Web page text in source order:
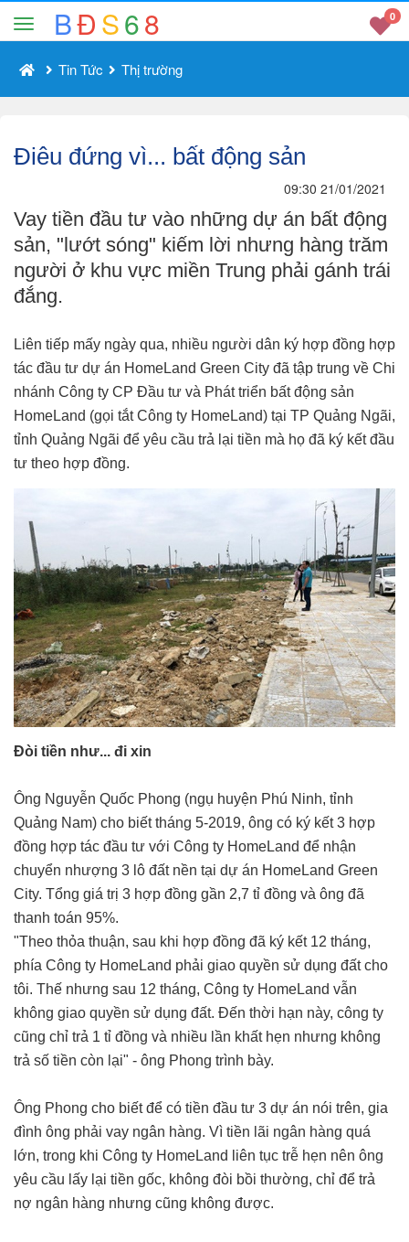
BĐS68 0
Tin Tức Thị trường
Điêu đứng vì... bất động sản
09:30 21/01/2021
Vay tiền đầu tư vào những dự án bất động
sản, "lướt sóng" kiếm lời nhưng hàng trăm
người ở khu vực miền Trung phải gánh trái
đắng.
Liên tiếp mấy ngày qua, nhiều người dân ký hợp đồng hợp
tác đầu tư dự án HomeLand Green City đã tập trung về Chi
nhánh Công ty CP Đầu tư và Phát triển bất động sản
HomeLand (gọi tắt Công ty HomeLand) tại TP Quảng Ngãi,
tỉnh Quảng Ngãi để yêu cầu trả lại tiền mà họ đã ký kết đầu
tư theo hợp đồng.
Đòi tiền như... đi xin
Ông Nguyễn Quốc Phong (ngụ huyện Phú Ninh, tỉnh
Quảng Nam) cho biết tháng 5-2019, ông có ký kết 3 hợp
đồng hợp tác đầu tư với Công ty HomeLand để nhận
chuyển nhượng 3 lô đất nền tại dự án HomeLand Green
City. Tổng giá trị 3 hợp đồng gần 2,7 tỉ đồng và ông đã
thanh toán 95%.
"Theo thỏa thuận, sau khi hợp đồng đã ký kết 12 tháng,
phía Công ty HomeLand phải giao quyền sử dụng đất cho
tôi. Thế nhưng sau 12 tháng, Công ty HomeLand vẫn
không giao quyền sử dụng đất. Đến thời hạn này, công ty
cũng chỉ trả 1 tỉ đồng và nhiều lần khất hẹn nhưng không
trả số tiền còn lại" - ông Phong trình bày.
Ông Phong cho biết để có tiền đầu tư 3 dự án nói trên, gia
đình ông phải vay ngân hàng. Vì tiền lãi ngân hàng quá
lớn, trong khi Công ty HomeLand liên tục trễ hẹn nên ông
yêu cầu lấy lại tiền gốc, không đòi bồi thường, chỉ để trả
nợ ngân hàng nhưng cũng không được.